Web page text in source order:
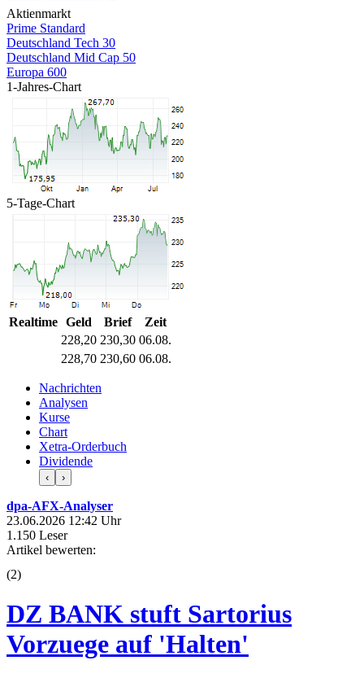
Aktienmarkt
Prime Standard
Deutschland Tech 30
Deutschland Mid Cap 50
Europa 600
1-Jahres-Chart
5-Tage-Chart
Realtime Geld Brief
Zeit
228,20 230,30 06.08.
228,70 230,60 06.08.
Nachrichten
Analysen
Kurse
Chart
Xetra-Orderbuch
Dividende
‹ ›
dpa-AFX-Analyser
23.06.2026 12:42 Uhr
1.150 Leser
Artikel bewerten:
(2)
DZ BANK stuft Sartorius
Vorzuege auf 'Halten'